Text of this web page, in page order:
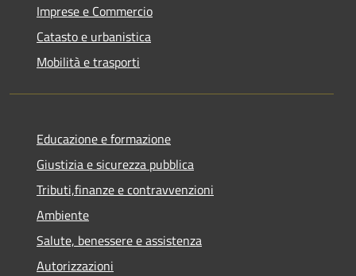
Imprese e Commercio
Catasto e urbanistica
Mobilità e trasporti
Educazione e formazione
Giustizia e sicurezza pubblica
Tributi,finanze e contravvenzioni
Ambiente
Salute, benessere e assistenza
Autorizzazioni